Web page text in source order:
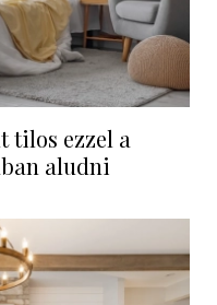
tilos ezzel a
aludni